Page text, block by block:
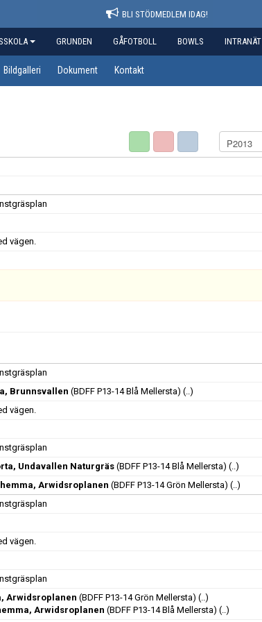
BLI STÖDMEDLEM IDAG!
GRUNDEN GÅFOTBOLL BOWLS INTRANÄT
Bildgalleri Dokument Kontakt
vägen.
Brunnsvallen (BDFF P13-14 Blå Mellersta) (..)
vägen.
Undavallen Naturgräs (BDFF P13-14 Blå Mellersta) (..)
Arwidsroplanen (BDFF P13-14 Grön Mellersta) (..)
vägen.
Arwidsroplanen (BDFF P13-14 Grön Mellersta) (..)
Arwidsroplanen (BDFF P13-14 Blå Mellersta) (..)